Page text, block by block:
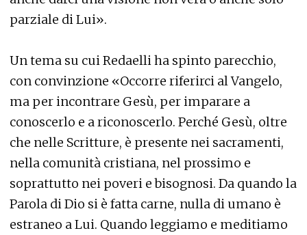
parziale di Lui».
Un tema su cui Redaelli ha spinto parecchio,
con convinzione «Occorre riferirci al Vangelo,
ma per incontrare Gesù, per imparare a
conoscerlo e a riconoscerlo. Perché Gesù, oltre
che nelle Scritture, è presente nei sacramenti,
nella comunità cristiana, nel prossimo e
soprattutto nei poveri e bisognosi. Da quando la
Parola di Dio si è fatta carne, nulla di umano è
estraneo a Lui. Quando leggiamo e meditiamo